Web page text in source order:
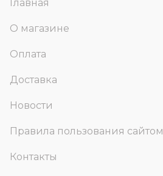
Главная
О магазине
Оплата
Доставка
Новости
Правила пользования сайтом
Контакты